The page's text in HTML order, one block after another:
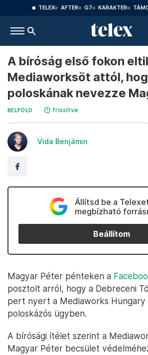
TELEX AFTER G7 KARAKTER
A bíróság első fokon
Mediaworksöt attól,
poloskának nevezze
BELFÖLD frissítve
Vida Benjámin
Állítsd be a
megbízható
Beállítom
Magyar Péter pénteken a
posztolt arról, hogy a Debreceni
pert nyert a Mediaworks Hungary
poloskázós ügyben.
A bírósági ítélet szerint a
Magyar Péter becsület